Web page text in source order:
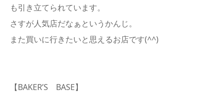
も引き立てられています。
さすが人気店だなぁというかんじ。
また買いに行きたいと思えるお店です(^^)
【BAKER’S BASE】